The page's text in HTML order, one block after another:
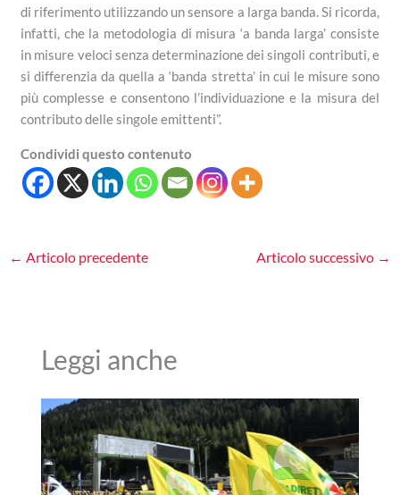
di riferimento utilizzando un sensore a larga banda. Si ricorda,
infatti, che la metodologia di misura ‘a banda larga’ consiste
in misure veloci senza determinazione dei singoli contributi, e
si differenzia da quella a ‘banda stretta’ in cui le misure sono
più complesse e consentono l’individuazione e la misura del
contributo delle singole emittenti”.
Condividi questo contenuto
← Articolo precedente Articolo successivo →
Leggi anche